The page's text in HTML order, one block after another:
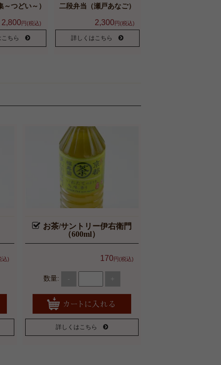
～つどい～）
2,800 円(税込)
ちら
二段弁当（瀬戸あなご）
2,300 円(税込)
詳しくはこちら
込)
お茶/サントリー伊右衛門
（600ml）
170円(税込)
数量: - +
詳しくはこちら